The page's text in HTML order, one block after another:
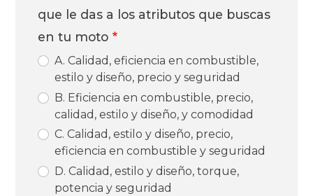
que le das a los atributos que buscas
en tu moto
A. Calidad, eficiencia en combustible,
estilo y diseño, precio y seguridad
B. Eficiencia en combustible, precio,
calidad, estilo y diseño, y comodidad
C. Calidad, estilo y diseño, precio,
eficiencia en combustible y seguridad
D. Calidad, estilo y diseño, torque,
potencia y seguridad